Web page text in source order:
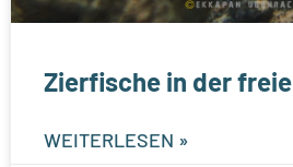
Zierfische in der
WEITERLESEN »